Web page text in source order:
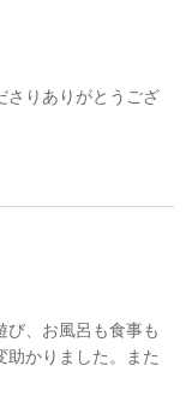
さりありがとうござ
、お風呂も食事も
かりました。また